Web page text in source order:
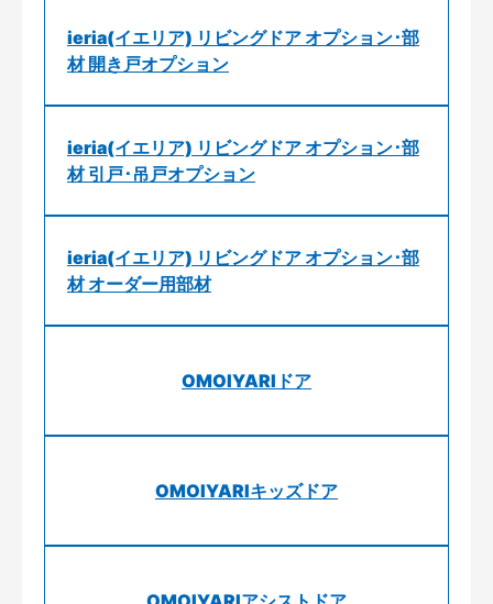
ieria(イエリア) リビングドア オプション･部
材 開き戸オプション
ieria(イエリア) リビングドア オプション･部
材 引戸･吊戸オプション
ieria(イエリア) リビングドア オプション･部
材 オーダー用部材
OMOIYARIドア
OMOIYARIキッズドア